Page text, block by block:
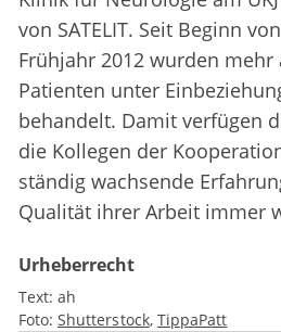
von SATELIT. Seit Beginn
Frühjahr 2012 wurden mehr
Patienten unter
behandelt. Damit verfügen
die Kollegen der
ständig wachsende
Qualität ihrer Arbeit immer
Urheberrecht
Text: ah
Foto: Shutterstock TippaPatt